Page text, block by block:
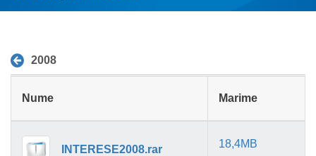
2008
Nume Marime
INTERESE2008.rar 18,4MB